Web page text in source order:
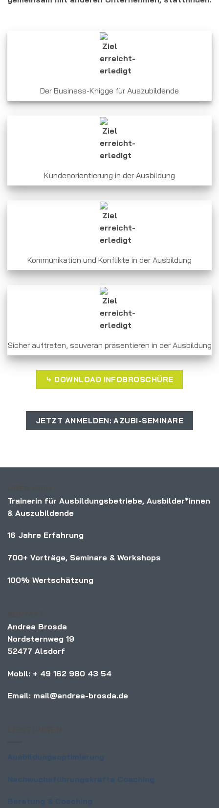
Der Business-Knigge für Auszubildende
Kundenorientierung in der Ausbildung
Kommunikation und Konflikte in der Ausbildung
Sicher auftreten, souverän präsentieren in der Ausbildung
⤷ DOWNLOAD INFOBROSCHÜRE
JETZT ANMELDEN: AZUBI-SEMINARE
Trainerin für Ausbildungsbetriebe, Ausbilder*innen
& Auszubildende
16 Jahre Erfahrung
700+ Vorträge, Seminare & Workshops
100% Wertschätzung
Andrea Brosda
Nordsternweg 19
52477 Alsdorf
Mobil: + 49 162 980 43 54
Email: mail@andrea-brosda.de